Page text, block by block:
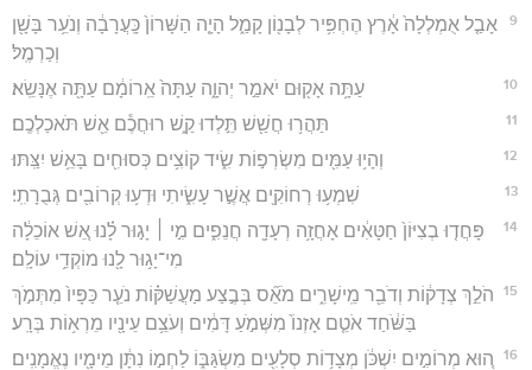
9
אָבַ֤ל אֻמְלְלָה֙ אָ֔רֶץ הֶחְפִּ֥יר לְבָנ֖וֹן קָמַ֑ל הָיָ֤ה הַשָּׁרוֹן֙ כָּֽעֲרָבָ֔ה וְנֹעֵ֥ר בָּשָׁ֖ן
וְכַרְמֶֽל׃
10 עַתָּ֥ה אָק֖וּם יֹאמַ֣ר יְהוָ֑ה עַתָּה֙ אֵֽרוֹמָ֔ם עַתָּ֖ה אֶנָּשֵֽׂא׃
11 תַּהֲר֥וּ חֲשַׁ֖שׁ תֵּ֣לְדוּ קַ֑שׁ רוּחֲכֶ֕ם אֵ֖שׁ תֹּאכַלְכֶֽם׃
12 וְהָי֥וּ עַמִּ֖ים מִשְׂרְפ֣וֹת שִׂ֑יד קוֹצִ֥ים כְּסוּחִ֖ים בָּאֵ֥שׁ יִצַּֽתּוּ׃
13 שִׁמְע֥וּ רְחוֹקִ֖ים אֲשֶׁ֣ר עָשִׂ֑יתִי וּדְע֥וּ קְרוֹבִ֖ים גְּבֻרָתִֽי׃
14
פָּחֲד֤וּ בְצִיּוֹן֙ חַטָּאִ֔ים אָחֲזָ֥ה רְעָדָ֖ה חֲנֵפִ֑ים מִ֣י ׀ יָג֣וּר לָ֗נוּ אֵ֚שׁ אוֹכֵלָ֔ה
מִי־יָג֥וּר לָ֖נוּ מוֹקְדֵ֥י עוֹלָֽם׃
15
הֹלֵ֣ךְ צְדָק֔וֹת וְדֹבֵ֖ר מֵֽישָׁרִ֑ים מֹאֵ֞ס בְּבֶ֣צַע מַעֲשַׁקּ֗וֹת נֹעֵ֤ר כַּפָּיו֙ מִתְּמֹ֣ךְ
בַּשֹּׁ֔חַד אֹטֵ֤ם אָזְנוֹ֙ מִשְּׁמֹ֣עַ דָּמִ֔ים וְעֹצֵ֥ם עֵינָ֖יו מֵרְא֥וֹת בְּרָֽע׃
16 ה֚וּא מְרוֹמִ֣ים יִשְׁכֹּ֔ן מְצָד֥וֹת סְלָעִ֖ים מִשְׂגַּבּ֑וֹ לַחְמ֣וֹ נִתָּ֔ן מֵימָ֖יו נֶאֱמָנִֽים׃